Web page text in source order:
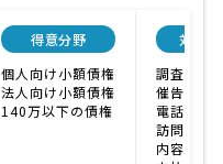
得意分野
個人向け小額債権
法人向け小額債権
140万以下の債権
対応業
調査
催告書送
電話催促
訪問催促
内容証明